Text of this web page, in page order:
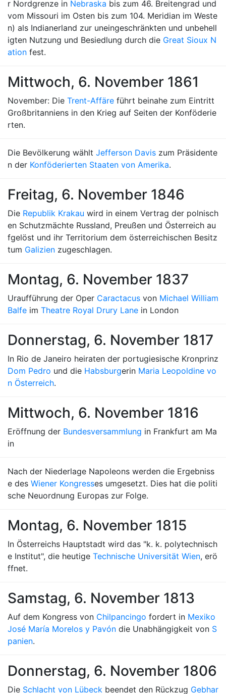
r Nordgrenze in Nebraska bis zum 46. Breitengrad und
vom Missouri im Osten bis zum 104. Meridian im Weste
n) als Indianerland zur uneingeschränkten und unbehell
igten Nutzung und Besiedlung durch die Great Sioux N
ation fest.
Mittwoch, 6. November 1861
November: Die Trent-Affäre führt beinahe zum Eintritt
Großbritanniens in den Krieg auf Seiten der Konföderie
rten.
Die Bevölkerung wählt Jefferson Davis zum Präsidente
n der Konföderierten Staaten von Amerika.
Freitag, 6. November 1846
Die Republik Krakau wird in einem Vertrag der polnisch
en Schutzmächte Russland, Preußen und Österreich au
fgelöst und ihr Territorium dem österreichischen Besitz
tum Galizien zugeschlagen.
Montag, 6. November 1837
Uraufführung der Oper Caractacus von Michael William
Balfe im Theatre Royal Drury Lane in London
Donnerstag, 6. November 1817
In Rio de Janeiro heiraten der portugiesische Kronprinz
Dom Pedro und die Habsburgerin Maria Leopoldine vo
n Österreich.
Mittwoch, 6. November 1816
Eröffnung der Bundesversammlung in Frankfurt am Ma
in
Nach der Niederlage Napoleons werden die Ergebniss
e des Wiener Kongresses umgesetzt. Dies hat die politi
sche Neuordnung Europas zur Folge.
Montag, 6. November 1815
In Österreichs Hauptstadt wird das "k. k. polytechnisch
e Institut", die heutige Technische Universität Wien, erö
ffnet.
Samstag, 6. November 1813
Auf dem Kongress von Chilpancingo fordert in Mexiko
José María Morelos y Pavón die Unabhängigkeit von S
panien.
Donnerstag, 6. November 1806
Die Schlacht von Lübeck beendet den Rückzug Gebhar